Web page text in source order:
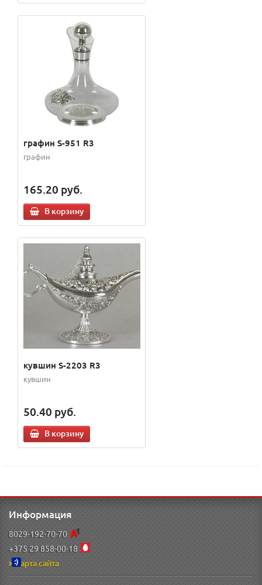
графин S-951 R3
графин
165.20 руб.
В корзину
кувшин S-2203 R3
кувшин
50.40 руб.
В корзину
Информация
8029-192-70-70
+375 29 858-00-18
Карта сайта